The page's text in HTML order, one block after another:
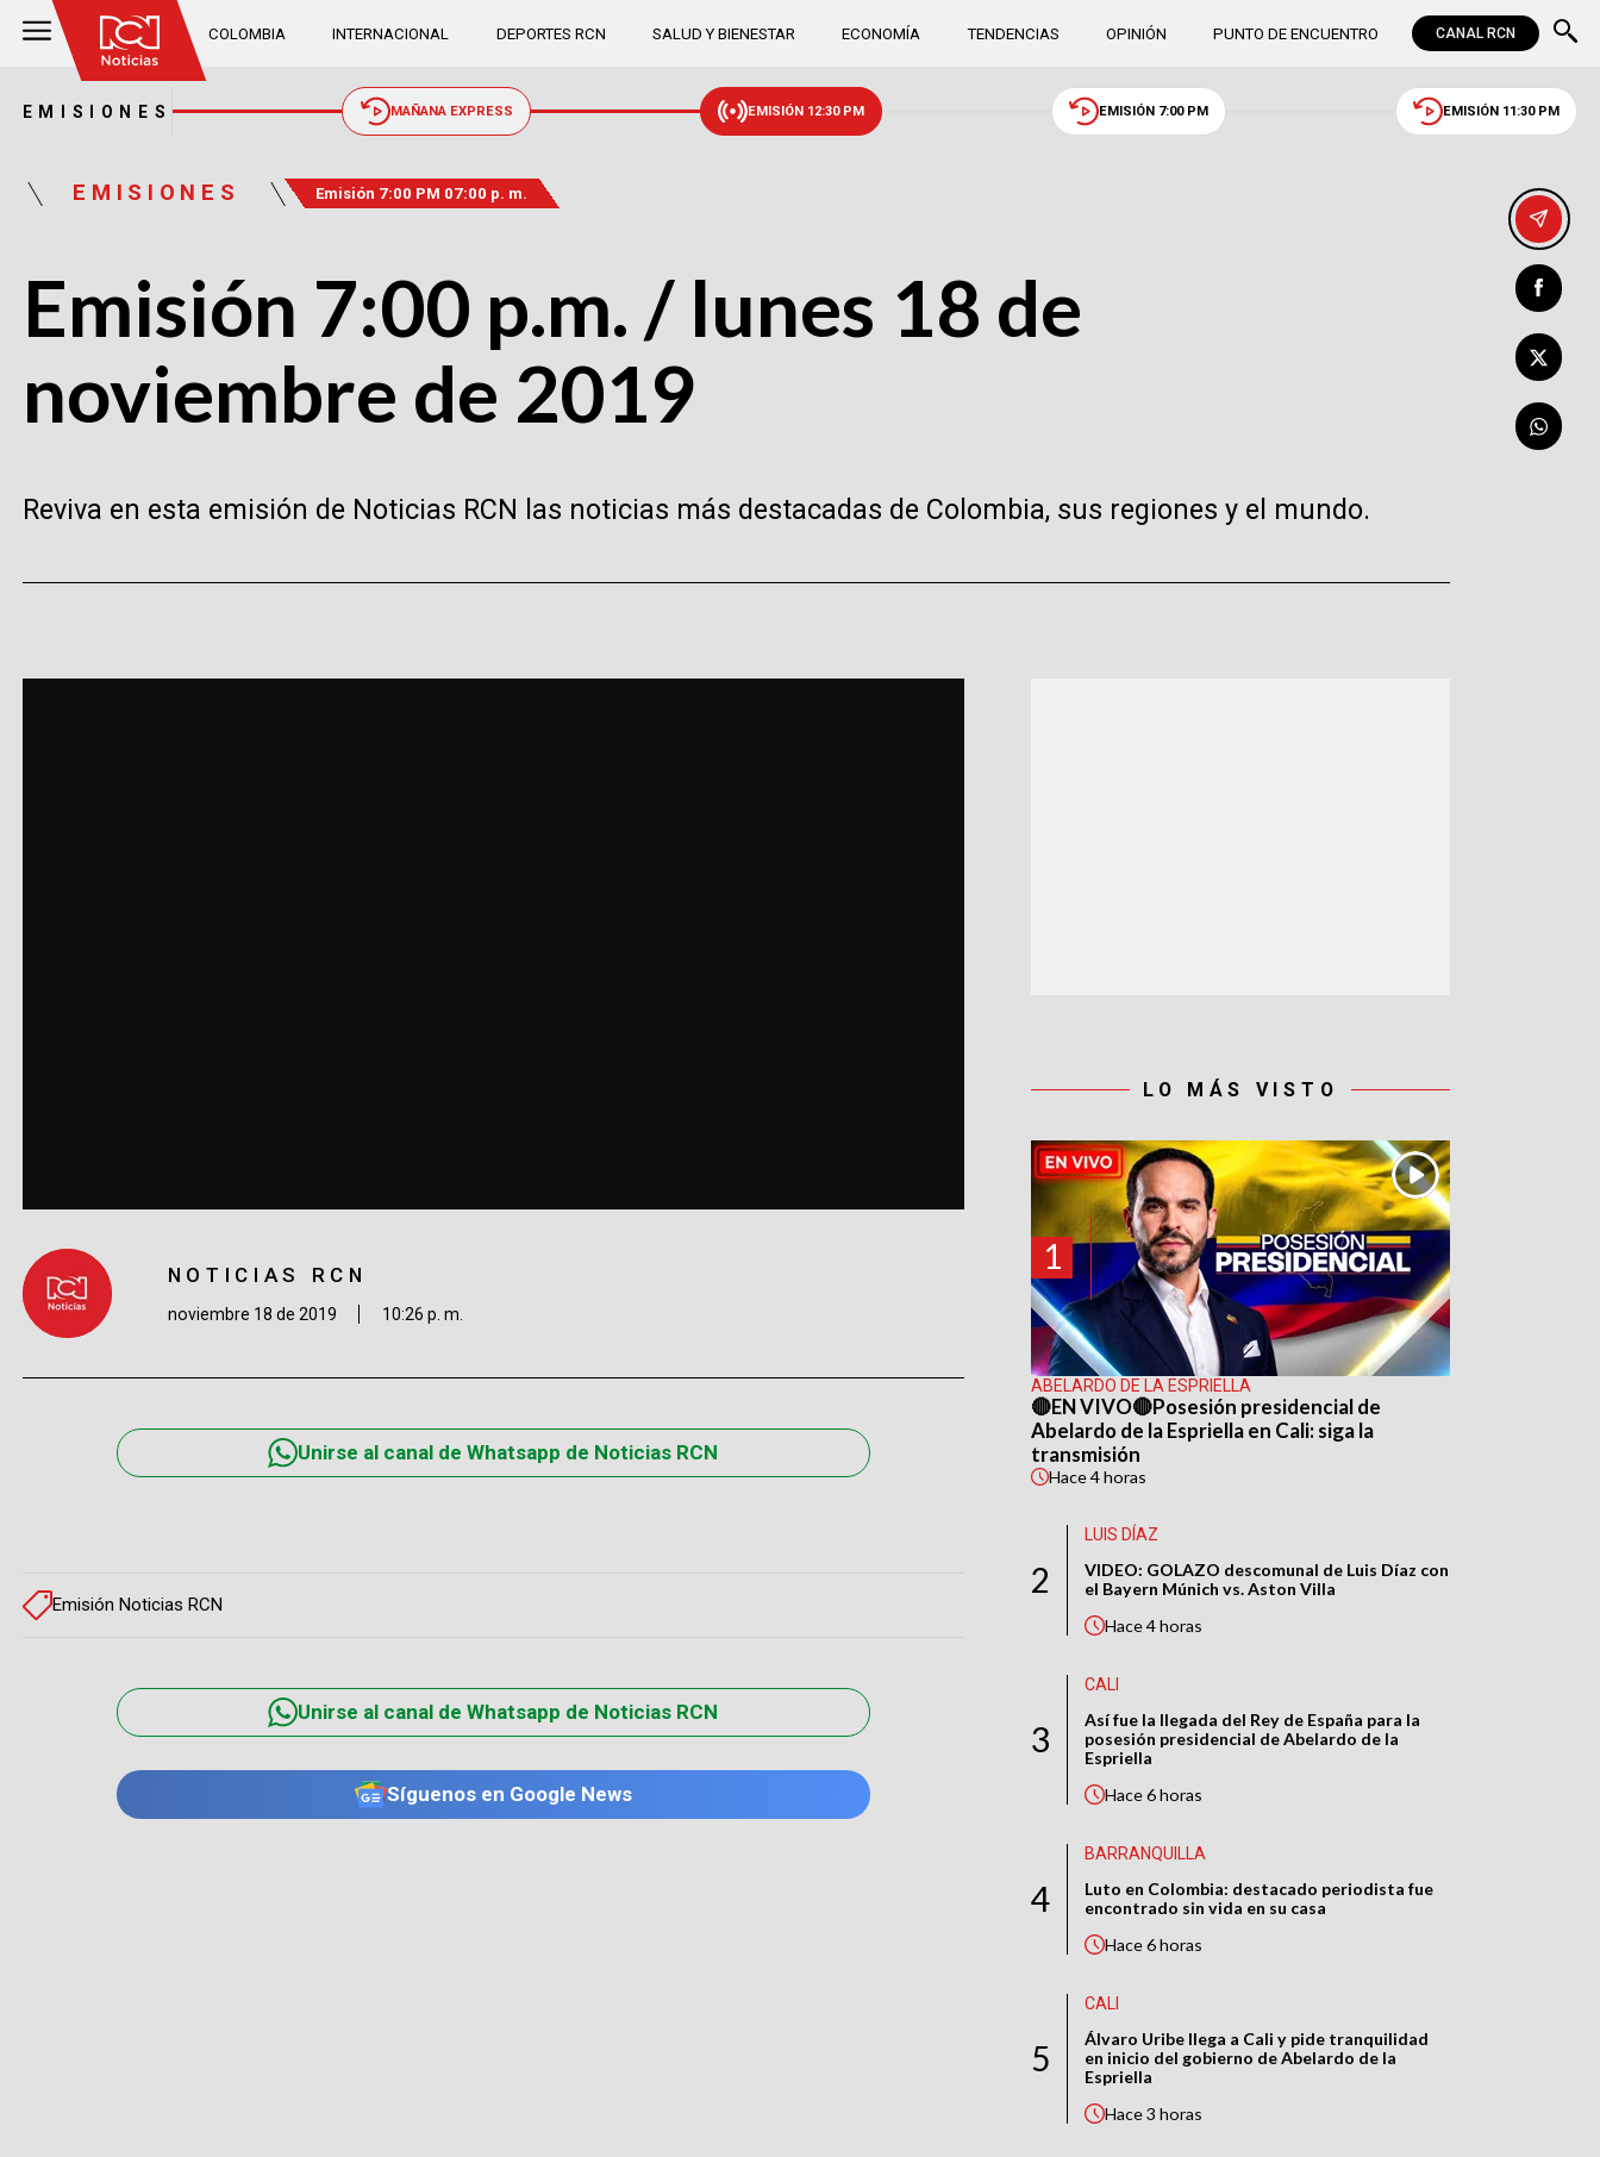
COLOMBIA INTERNACIONAL DEPORTES RCN SALUD Y BIENESTAR ECONOMÍA TENDENCIAS OPINIÓN PUNTO DE ENCUENTRO CANAL RCN
EMISIONES MAÑANA EXPRESS EMISIÓN 12:30 PM EMISIÓN 7:00 PM EMISIÓN 11:30 PM
EMISIONES Emisión 7:00 PM 07:00 p. m.
Emisión 7:00 p.m. / lunes 18 de
noviembre de 2019
Reviva en esta emisión de Noticias RCN las noticias más destacadas de Colombia, sus regiones y el mundo.
NOTICIAS RCN
noviembre 18 de 2019 10:26 p. m.
Unirse al canal de Whatsapp de Noticias RCN
Emisión Noticias RCN
Unirse al canal de Whatsapp de Noticias RCN
Síguenos en Google News
LO MÁS VISTO
1
ABELARDO DE LA ESPRIELLA
🔴EN VIVO🔴Posesión presidencial de
Abelardo de la Espriella en Cali: siga la
transmisión
Hace4 horas
2
LUIS DÍAZ
VIDEO: GOLAZO descomunal de Luis Díaz con
el Bayern Múnich vs. Aston Villa
Hace4 horas
3
CALI
Así fue la llegada del Rey de España para la
posesión presidencial de Abelardo de la
Espriella
Hace6 horas
4
BARRANQUILLA
Luto en Colombia: destacado periodista fue
encontrado sin vida en su casa
Hace6 horas
5
CALI
Álvaro Uribe llega a Cali y pide tranquilidad
en inicio del gobierno de Abelardo de la
Espriella
Hace3 horas